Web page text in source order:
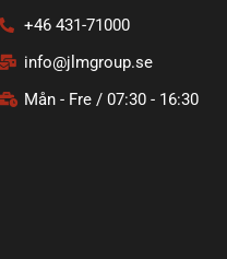
+46 431-71000
info@jlmgroup.se
Mån - Fre / 07:30 - 16:30